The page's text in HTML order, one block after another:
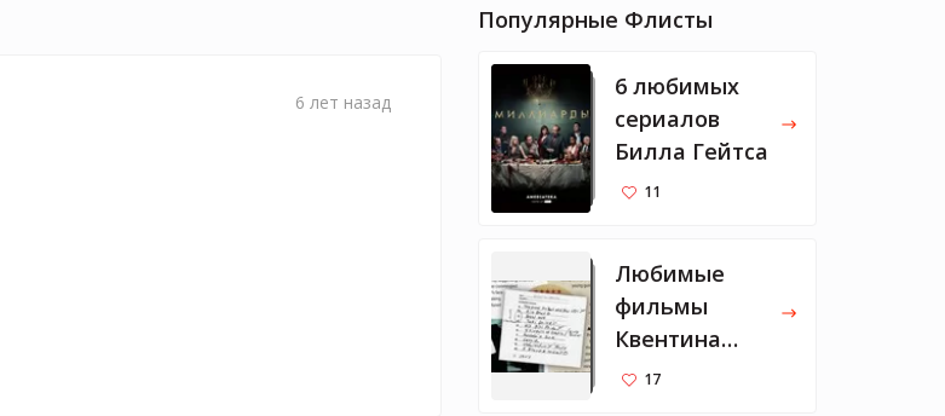
6 лет назад
Популярные Флисты
6 любимых
сериалов
Билла Гейтса
11
Любимые
фильмы
Квентина
Тарантино
17